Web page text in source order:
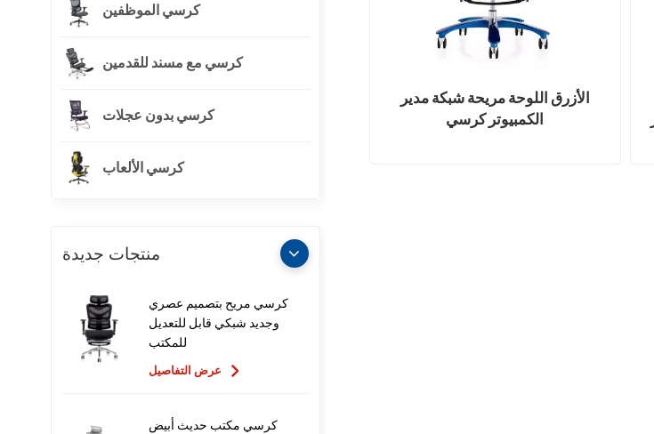
الأزرق اللوحة مريحة شبكة مدير
الكمبيوتر كرسي
كرسي الموظفين
كرسي مع مسند للقدمين
كرسي بدون عجلات
كرسي الألعاب
منتجات جديدة
كرسي مريح بتصميم عصري
وجديد شبكي قابل للتعديل
للمكتب
كرسي مكتب حديث أبيض